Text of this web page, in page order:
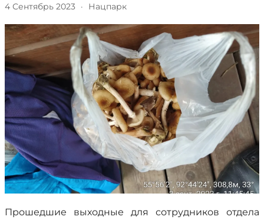
4 Сентябрь 2023 · Нацпарк
Прошедшие выходные для сотрудников отдела